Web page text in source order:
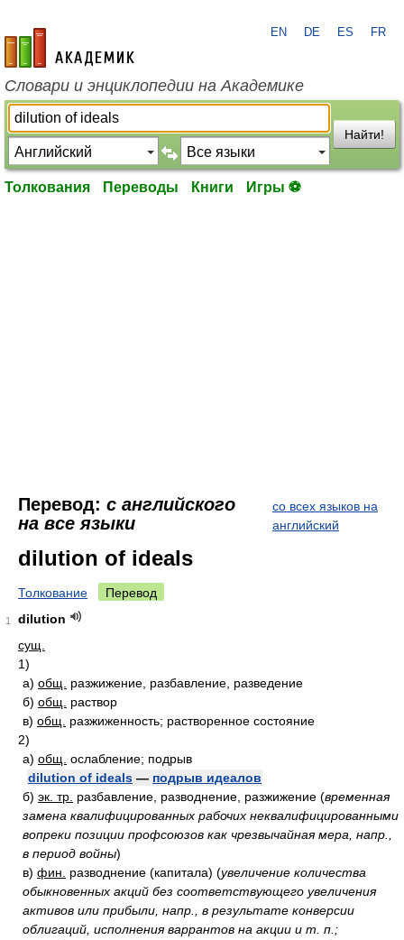
academic.ru
EN DE ES FR
Словари и энциклопедии на Академике
Найти!
Толкования Переводы Книги Игры ⚽
Перевод: с английского
на все языки
со всех языков на
английский
dilution of ideals
Толкование Перевод
1
dilution
сущ.
1)
а) общ.
разжижение, разбавление, разведение
б) общ.
раствор
в) общ.
разжиженность; растворенное состояние
2)
а) общ. ослабление; подрыв
dilution of ideals — подрыв идеалов
б) эк. тр. разбавление, разводнение, разжижение (временная
замена квалифицированных рабочих неквалифицированными
вопреки позиции профсоюзов как чрезвычайная мера, напр.,
в период войны)
в) фин. разводнение (капитала) (увеличение количества
обыкновенных акций без соответствующего увеличения
активов или прибыли, напр., в результате конверсии
облигаций, исполнения варрантов на акции и т. п.;